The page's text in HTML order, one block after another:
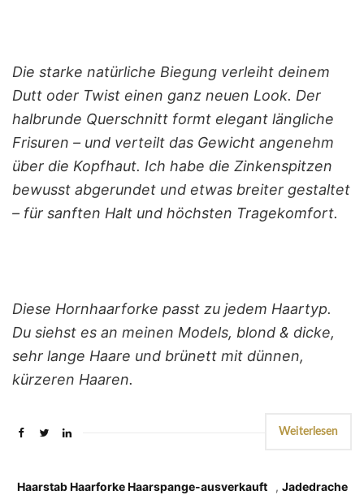
Die starke natürliche Biegung verleiht deinem
Dutt oder Twist einen ganz neuen Look. Der
halbrunde Querschnitt formt elegant längliche
Frisuren – und verteilt das Gewicht angenehm
über die Kopfhaut. Ich habe die Zinkenspitzen
bewusst abgerundet und etwas breiter gestaltet
– für sanften Halt und höchsten Tragekomfort.
Diese Hornhaarforke passt zu jedem Haartyp.
Du siehst es an meinen Models, blond & dicke,
sehr lange Haare und brünett mit dünnen,
kürzeren Haaren.
Weiterlesen
Haarstab Haarforke Haarspange-ausverkauft , Jadedrache